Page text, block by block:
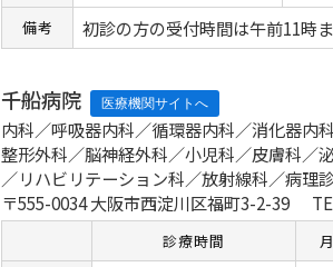
備考 初診の方の受付時間は午前11時
千船病院
内科／呼吸器内科／循環器内科／消化器内
整形外科／脳神経外科／小児科／皮膚科／
／リハビリテーション科／放射線科／病理
〒555-0034 大阪市西淀川区福町3-2-39
診療時間 月